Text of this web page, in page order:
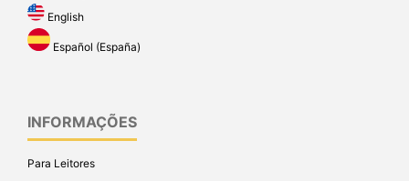
English
Español (España)
INFORMAÇÕES
Para Leitores